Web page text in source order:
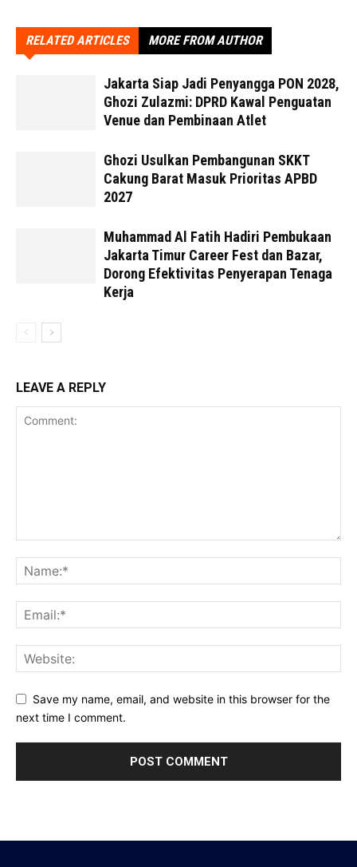
RELATED ARTICLES MORE FROM AUTHOR
Jakarta Siap Jadi Penyangga PON 2028,
Ghozi Zulazmi: DPRD Kawal Penguatan
Venue dan Pembinaan Atlet
Ghozi Usulkan Pembangunan SKKT
Cakung Barat Masuk Prioritas APBD
2027
Muhammad Al Fatih Hadiri Pembukaan
Jakarta Timur Career Fest dan Bazar,
Dorong Efektivitas Penyerapan Tenaga
Kerja
LEAVE A REPLY
Save my name, email, and website in this browser for the
next time I comment.